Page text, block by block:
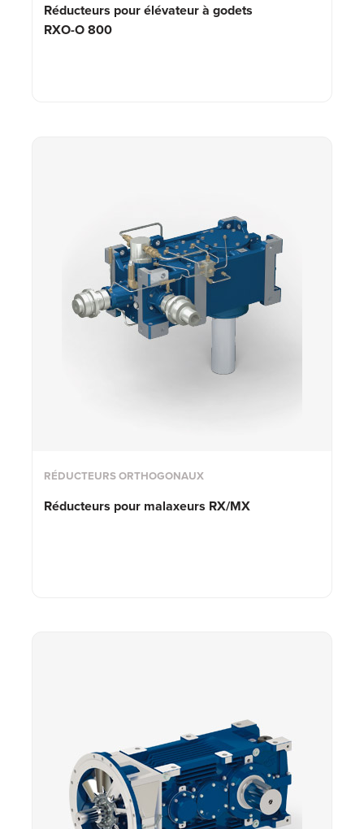
Réducteurs pour élévateur à godets
RXO-O 800
RÉDUCTEURS ORTHOGONAUX
Réducteurs pour malaxeurs RX/MX